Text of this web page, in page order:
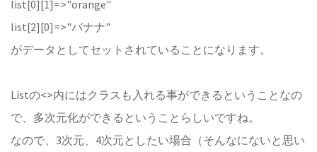
list[0][1]=>"orange"
list[2][0]=>"バナナ"
がデータとしてセットされていることになります。
Listの<>内にはクラスも入れる事ができるということなの
で、多次元化ができるということらしいですね。
なので、3次元、4次元としたい場合（そんなにないと思い